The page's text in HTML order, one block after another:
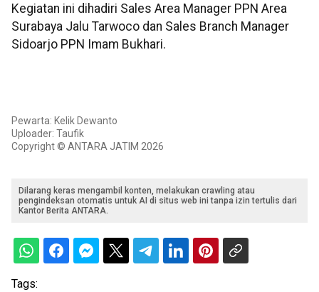
Kegiatan ini dihadiri Sales Area Manager PPN Area
Surabaya Jalu Tarwoco dan Sales Branch Manager
Sidoarjo PPN Imam Bukhari.
Pewarta: Kelik Dewanto
Uploader: Taufik
Copyright © ANTARA JATIM 2026
Dilarang keras mengambil konten, melakukan crawling atau
pengindeksan otomatis untuk AI di situs web ini tanpa izin tertulis dari
Kantor Berita ANTARA.
Tags: